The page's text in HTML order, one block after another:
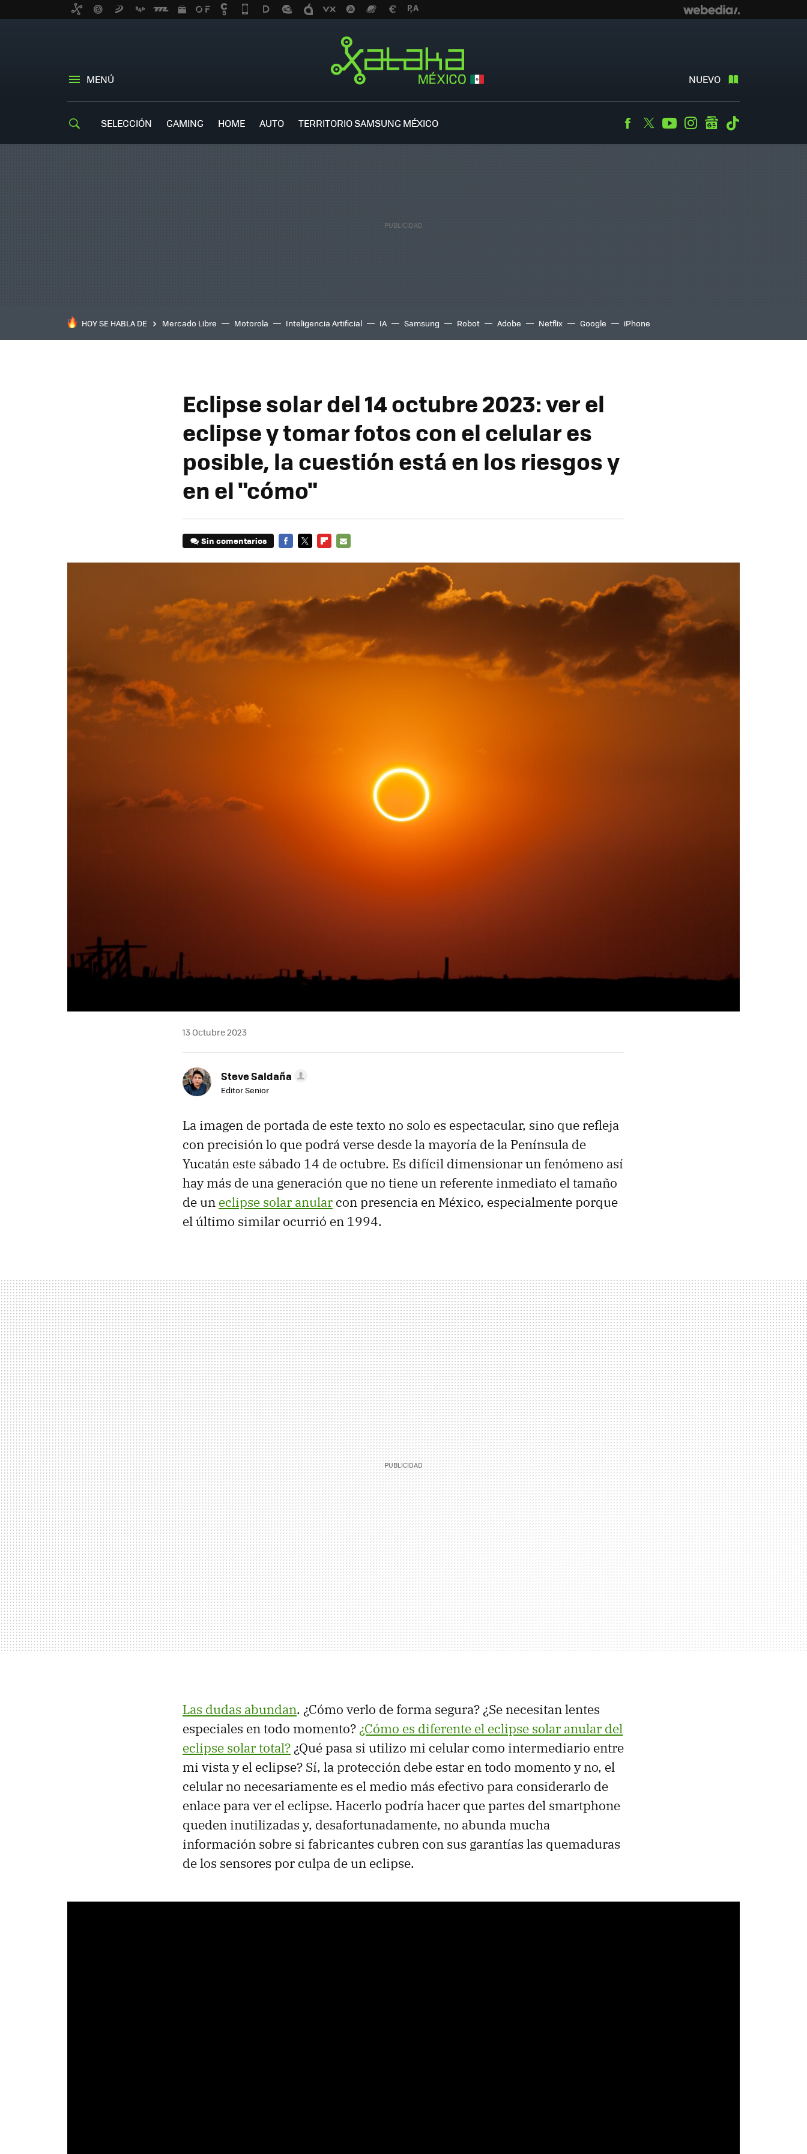
MENÚ NUEVO
SELECCIÓN GAMING HOME AUTO TERRITORIO SAMSUNG MÉXICO Facebook
TwitterYoutubeInstagramgooglenews
HOY SE HABLA DE Mercado Libre Motorola Inteligencia Artificial IA Samsung Robot Adobe Netflix Google iPhone
Eclipse solar del 14 octubre 2023: ver el
eclipse y tomar fotos con el celular es
posible, la cuestión está en los riesgos y
en el "cómo"
Sin comentarios
13 Octubre 2023
Steve Saldaña
Editor Senior
La imagen de portada de este texto no solo es espectacular, sino que refleja
con precisión lo que podrá verse desde la mayoría de la Península de
Yucatán este sábado 14 de octubre. Es difícil dimensionar un fenómeno así
hay más de una generación que no tiene un referente inmediato el tamaño
de un eclipse solar anular con presencia en México, especialmente porque
el último similar ocurrió en 1994.
Las dudas abundan. ¿Cómo verlo de forma segura? ¿Se necesitan lentes
especiales en todo momento? ¿Cómo es diferente el eclipse solar anular del
eclipse solar total? ¿Qué pasa si utilizo mi celular como intermediario entre
mi vista y el eclipse? Sí, la protección debe estar en todo momento y no, el
celular no necesariamente es el medio más efectivo para considerarlo de
enlace para ver el eclipse. Hacerlo podría hacer que partes del smartphone
queden inutilizadas y, desafortunadamente, no abunda mucha
información sobre si fabricantes cubren con sus garantías las quemaduras
de los sensores por culpa de un eclipse.